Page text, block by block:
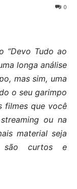
0
“Devo Tudo ao
longa análise
mas sim, uma
o seu garimpo
filmes que você
ou na
material seja
são curtos e